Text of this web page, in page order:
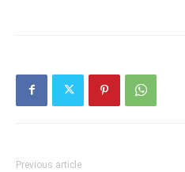
Previous article